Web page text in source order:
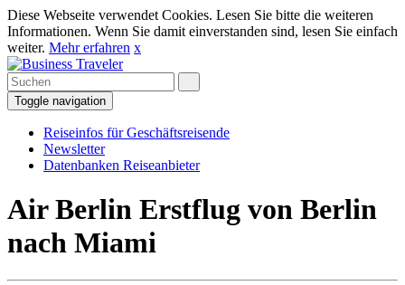
Diese Webseite verwendet Cookies. Lesen Sie bitte die weiteren
Informationen. Wenn Sie damit einverstanden sind, lesen Sie einfach
weiter. Mehr erfahren x
Toggle navigation
Reiseinfos für Geschäftsreisende
Newsletter
Datenbanken Reiseanbieter
Air Berlin Erstflug von Berlin
nach Miami